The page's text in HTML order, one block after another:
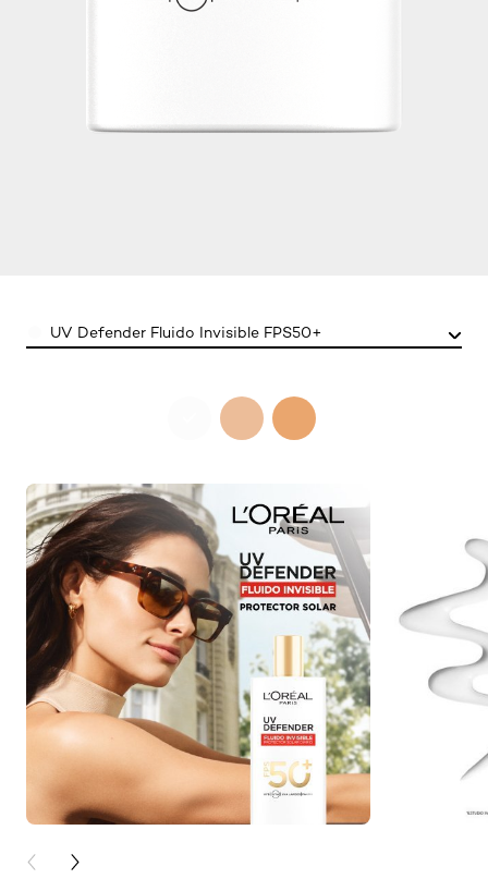
Color
UV Defender Fluido Invisible FPS50+
PREVIOUS CARD
NEXT CARD